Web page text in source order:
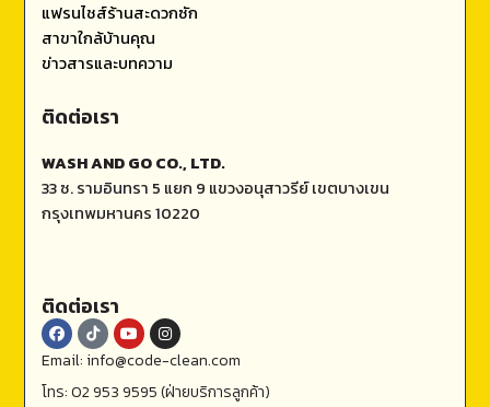
ติดต่อเรา
WASH AND GO CO., LTD.
33 ซ. รามอินทรา 5 แยก 9 แขวงอนุสาวรีย์ เขตบางเขน
กรุงเทพมหานคร 10220
แฟรนไชส์ร้านสะดวกซัก
สาขาใกล้บ้านคุณ
ข่าวสารและบทความ
ติดต่อเรา
Email: info@code-clean.com
โทร: 02 953 9595 (ฝ่ายบริการลูกค้า)